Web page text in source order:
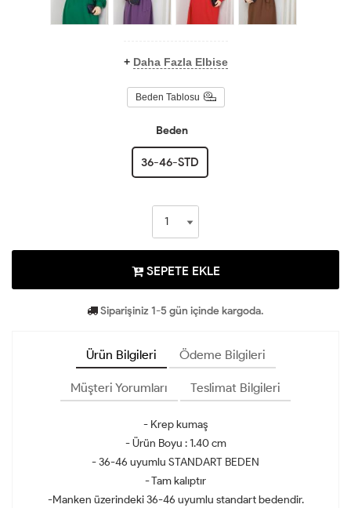
+ Daha Fazla Elbise
Beden Tablosu
Beden
36-46-STD
SEPETE EKLE
Siparişiniz 1-5 gün içinde kargoda.
Ürün Bilgileri Ödeme Bilgileri
Müşteri Yorumları Teslimat Bilgileri
- Krep kumaş
- Ürün Boyu : 1.40 cm
- 36-46 uyumlu STANDART BEDEN
- Tam kalıptır
-Manken üzerindeki 36-46 uyumlu standart bedendir.